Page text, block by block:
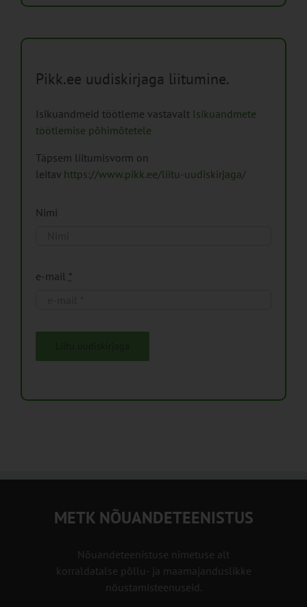
Pikk.ee uudiskirjaga liitumine.
Isikuandmeid töötleme vastavalt Isikuandmete
töötlemise põhimõtetele
Täpsem liitumisvorm on
leitav https://www.pikk.ee/liitu-uudiskirjaga/
Nimi
e-mail *
METK NÕUANDETEENISTUS
Nõuandeteenistuse nimetuse alt
korraldatalse põllu- ja maamajanduslikke
nõustamisteenuseid.